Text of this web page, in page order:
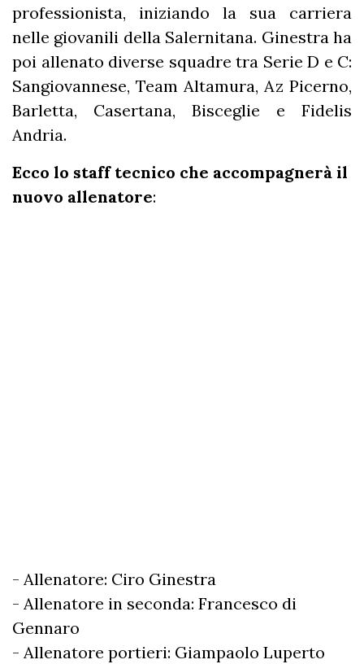
professionista, iniziando la sua carriera
nelle giovanili della Salernitana. Ginestra ha
poi allenato diverse squadre tra Serie D e C:
Sangiovannese, Team Altamura, Az Picerno,
Barletta, Casertana, Bisceglie e Fidelis
Andria.
Ecco lo staff tecnico che accompagnerà il
nuovo allenatore:
- Allenatore: Ciro Ginestra
- Allenatore in seconda: Francesco di
Gennaro
- Allenatore portieri: Giampaolo Luperto